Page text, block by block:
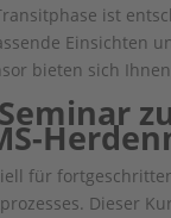
ist
Einsichten
bieten sich
für
Dieser